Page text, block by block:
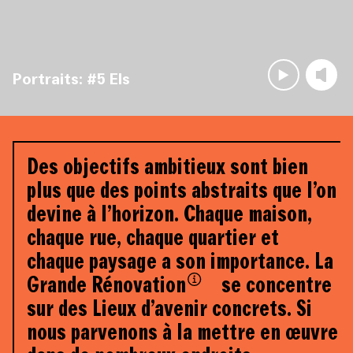
Portraits: #5 Els
Des objectifs ambitieux sont bien
plus que des points abstraits que l’on
devine à l’horizon. Chaque maison,
chaque rue, chaque quartier et
chaque paysage a son importance. La
Grande Rénovation
La Grande Rénovation 2020-2030 est un
environnement d’apprentissage indépendant, un
se concentre
sur des Lieux d’avenir concrets. Si
nous parvenons à la mettre en œuvre